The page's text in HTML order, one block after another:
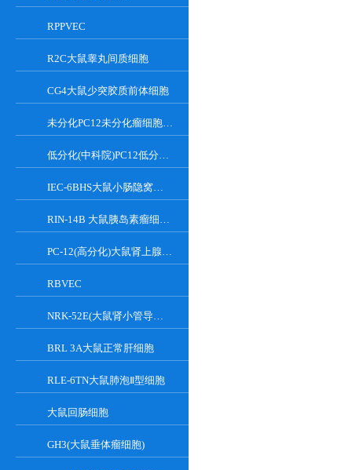
RPPVEC
R2C大鼠睾丸间质细胞
CG4大鼠少突胶质前体细胞
未分化PC12未分化瘤细胞大鼠肾上腺嗜铬细胞
低分化(中科院)PC12低分化(中科院)瘤细胞大鼠肾上腺嗜铬细胞
IEC-6BHS大鼠小肠隐窝上皮细胞
RIN-14B 大鼠胰岛素瘤细胞系
PC-12(高分化)大鼠肾上腺嗜铬细胞瘤细胞(高分化)
RBVEC
NRK-52E(大鼠肾小管导管上皮细胞)
BRL 3A大鼠正常肝细胞
RLE-6TN大鼠肺泡Ⅱ型细胞
大鼠回肠细胞
GH3(大鼠垂体瘤细胞)